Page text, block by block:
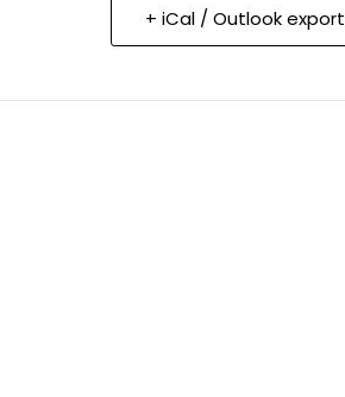
+ iCal / Outlook export